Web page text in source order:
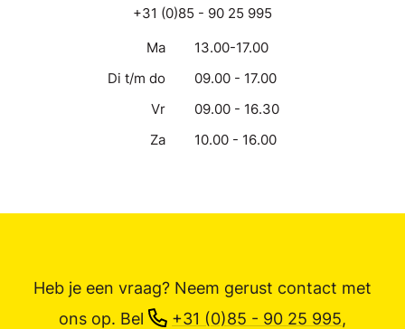
+31 (0)85 - 90 25 995
Ma
13.00-17.00
Di t/m do
09.00 - 17.00
Vr
09.00 - 16.30
Za
10.00 - 16.00
Heb je een vraag? Neem gerust contact met
ons op. Bel +31 (0)85 - 90 25 995,